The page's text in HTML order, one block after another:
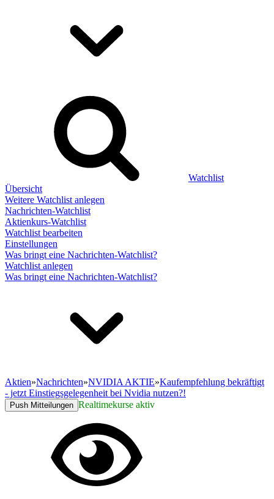
Watchlist
Übersicht
Weitere Watchlist anlegen
Nachrichten-Watchlist
Aktienkurs-Watchlist
Watchlist bearbeiten
Einstellungen
Was bringt eine Nachrichten-Watchlist?
Watchlist anlegen
Was bringt eine Nachrichten-Watchlist?
Aktien»Nachrichten»NVIDIA AKTIE»Kaufempfehlung bekräftigt
- jetzt Einstiegsgelegenheit bei Nvidia nutzen?!
Push Mitteilungen Realtimekurse aktiv